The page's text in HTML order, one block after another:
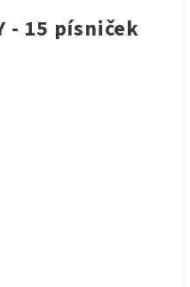
- 15 písniček